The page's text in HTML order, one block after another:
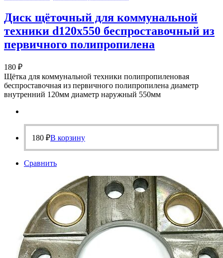
Диск щёточный для коммунальной
техники d120х550 беспроставочный из
первичного полипропилена
180 ₽
Щётка для коммунальной техники полипропиленовая
беспроставочная из первичного полипропилена диаметр
внутренний 120мм диаметр наружный 550мм
180 ₽В корзину
Сравнить